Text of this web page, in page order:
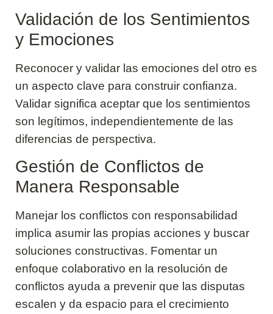
Validación de los Sentimientos
y Emociones
Reconocer y validar las emociones del otro es
un aspecto clave para construir confianza.
Validar significa aceptar que los sentimientos
son legítimos, independientemente de las
diferencias de perspectiva.
Gestión de Conflictos de
Manera Responsable
Manejar los conflictos con responsabilidad
implica asumir las propias acciones y buscar
soluciones constructivas. Fomentar un
enfoque colaborativo en la resolución de
conflictos ayuda a prevenir que las disputas
escalen y da espacio para el crecimiento